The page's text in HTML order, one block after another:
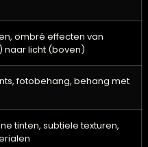
warme,
wandbekleding
horizontale patronen,
oppervlakken